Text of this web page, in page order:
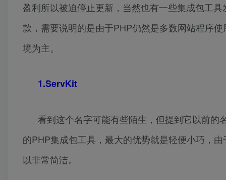
盈利所以被迫停止更新，当然也有一些集成包工
款，需要说明的是由于PHP仍然是多数网站程序
境为主。
1.ServKit
看到这个名字可能有些陌生，但提到它以前
的PHP集成包工具，最大的优势就是轻便小巧，
以非常简洁。